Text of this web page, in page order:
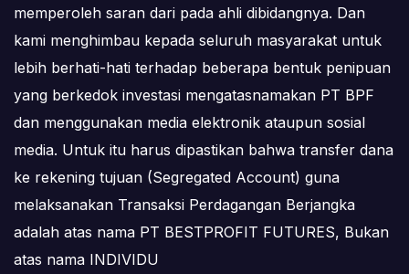
memperoleh saran dari pada ahli dibidangnya. Dan
kami menghimbau kepada seluruh masyarakat untuk
lebih berhati-hati terhadap beberapa bentuk penipuan
yang berkedok investasi mengatasnamakan PT BPF
dan menggunakan media elektronik ataupun sosial
media. Untuk itu harus dipastikan bahwa transfer dana
ke rekening tujuan (Segregated Account) guna
melaksanakan Transaksi Perdagangan Berjangka
adalah atas nama PT BESTPROFIT FUTURES, Bukan
atas nama INDIVIDU